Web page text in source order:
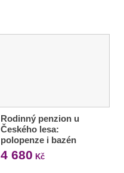
Rodinný penzion u
Českého lesa:
polopenze i bazén
4 680 Kč